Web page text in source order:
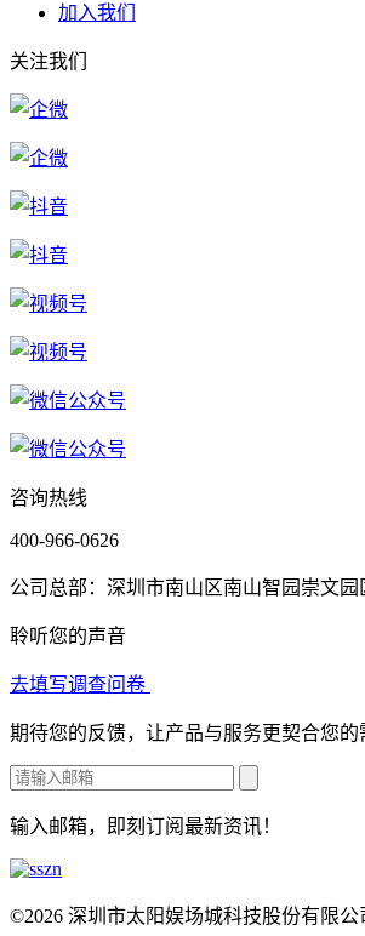
加入我们
关注我们
咨询热线
400-966-0626
公司总部：深圳市南山区南山智园崇文园
聆听您的声音
去填写调查问卷
期待您的反馈，让产品与服务更契合您的
输入邮箱，即刻订阅最新资讯！
©2026 深圳市太阳娱场城科技股份有限公